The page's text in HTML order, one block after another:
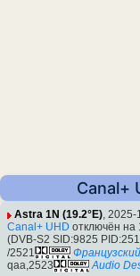
Canal+
Astra 1N (19.2°E), 2025-
Canal+ UHD отключён на
(DVB-S2 SID:9825
/2521
Французский
qaa,2523
Audio